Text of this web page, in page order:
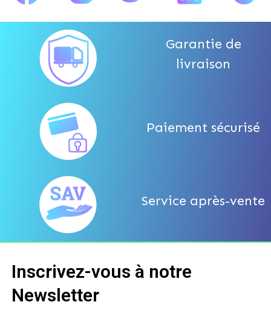
Garantie de
livraison
Paiement sécurisé
Service après-vente
Inscrivez-vous à notre
Newsletter